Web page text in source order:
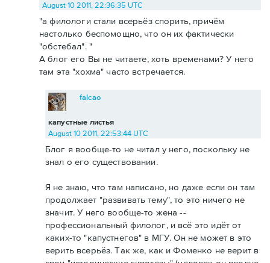
August 10 2011, 22:36:35 UTC
"а филологи стали всерьёз спорить, причём
настолько беспомощно, что он их фактически
"обстебал". "
А блог его Вы не читаете, хоть временами? У него
там эта "хохма" часто встречается.
капустные листья
falcao
August 10 2011, 22:53:44 UTC
Блог я вообще-то не читал у него, поскольку не
знал о его существовании.
Я не знаю, что там написано, но даже если он там
продолжает "развивать тему", то это ничего не
значит. У него вообще-то жена --
профессиональный филолог, и всё это идёт от
каких-то "капустнегов" в МГУ. Он не может в это
верить всерьёз. Так же, как и Фоменко не верит в